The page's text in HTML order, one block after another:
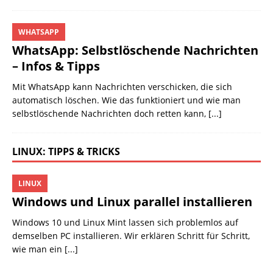
WhatsApp: Selbstlöschende Nachrichten
– Infos & Tipps
WHATSAPP
Mit WhatsApp kann Nachrichten verschicken, die sich
automatisch löschen. Wie das funktioniert und wie man
selbstlöschende Nachrichten doch retten kann, [...]
LINUX: TIPPS & TRICKS
Windows und Linux parallel installieren
LINUX
Windows 10 und Linux Mint lassen sich problemlos auf
demselben PC installieren. Wir erklären Schritt für Schritt,
wie man ein [...]